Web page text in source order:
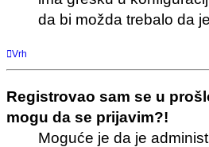
da bi možda trebalo da
Vrh
Registrovao sam se u
mogu da se prijavim?!
Moguće je da je